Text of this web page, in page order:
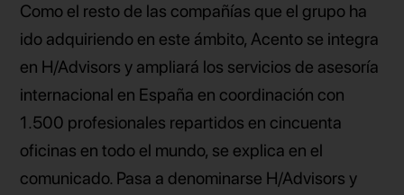
Como el resto de las compañías que el grupo ha
ido adquiriendo en este ámbito, Acento se integra
en H/Advisors y ampliará los servicios de asesoría
internacional en España en coordinación con
1.500 profesionales repartidos en cincuenta
oficinas en todo el mundo, se explica en el
comunicado. Pasa a denominarse H/Advisors y